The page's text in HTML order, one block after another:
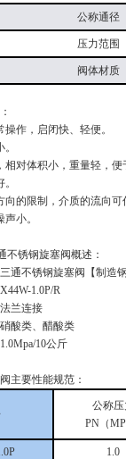
公称通径
压力范围
阀体材质
操作，启闭快、轻便。
相对体积小，重量轻，
向的限制，介质的流向可
声小。
不锈钢旋塞阀概述：
通不锈钢旋塞阀【制造
1.0P/R
兰连接
酸类、醋酸类
10公斤
主要性能规范：
公称压
PN（
1.0